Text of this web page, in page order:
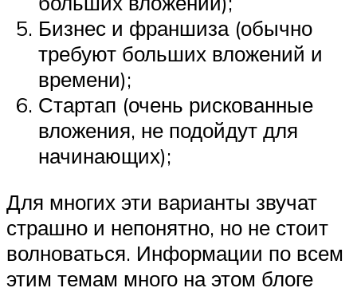
Бизнес и франшиза (обычно
требуют больших вложений и
времени);
Стартап (очень рискованные
вложения, не подойдут для
начинающих);
Для многих эти варианты звучат
страшно и непонятно, но не стоит
волноваться. Информации по всем
этим темам много на этом блоге